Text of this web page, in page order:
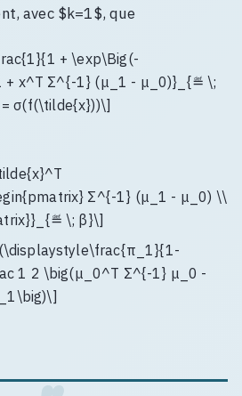
avec $k=1$, que
+ \exp\Big(-
+ x^T Σ^{-1} (μ_1 - μ_0)}_{≝ \;
σ(f(\tilde{x}))\]
Σ^{-1} (μ_1 - μ_0) \\
\; β}\]
1 2 \big(μ_0^T Σ^{-1} μ_0 -